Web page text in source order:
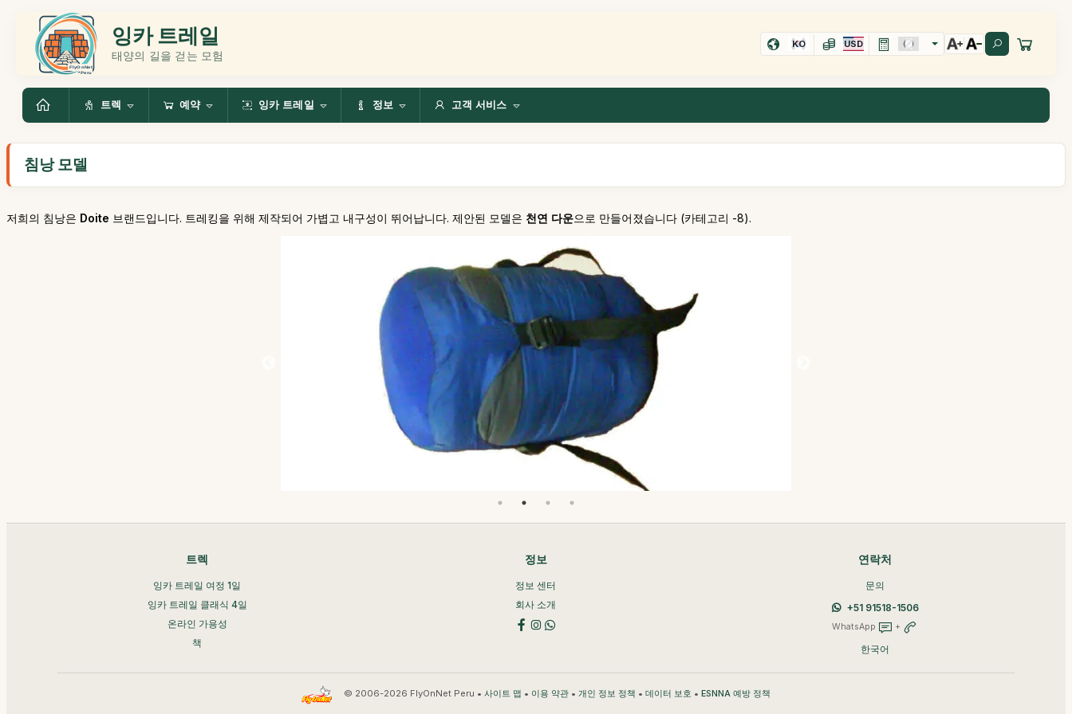
잉카 트레일
태양의 길을 걷는 모험
KO USD
트렉 예약 잉카 트레일 정보 고객 서비스
침낭 모델
저희의 침낭은 Doite 브랜드입니다. 트레킹을 위해 제작되어 가볍고 내구성이 뛰어납니다. 제안된 모델은 천연 다운으로 만들어졌습니다 (카테고리 -8).
트렉
잉카 트레일 여정 1일
잉카 트레일 클래식 4일
온라인 가용성
책
정보
정보 센터
회사 소개
연락처
문의
+51 91518-1506
WhatsApp +
한국어
© 2006-2026 FlyOnNet Peru • 사이트 맵 • 이용 약관• 개인 정보 정책 • 데이터 보호 • ESNNA 예방 정책